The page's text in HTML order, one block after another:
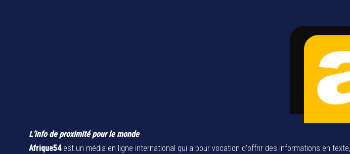
L’info de proximité pour le monde
Afrique54est un média en ligne international qui a pour vocation d'offrir des informations en